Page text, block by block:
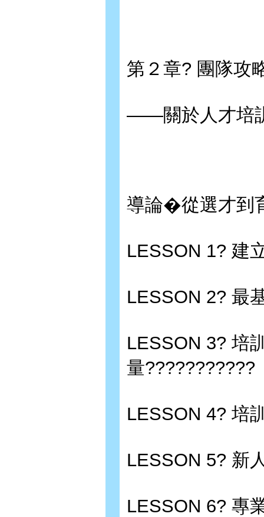
第２章? 團隊攻
——關於人才培
導論�從選才到
LESSON 1? 建
LESSON 2? 最
LESSON 3? 培
量???????????
LESSON 4? 培
LESSON 5? 新
LESSON 6? 專